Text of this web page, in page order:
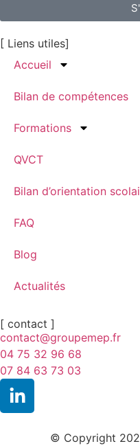
[ Liens utiles]
Accueil
Bilan de compétences
Formations
QVCT
Bilan d’orientation
FAQ
Blog
Actualités
[ contact ]
contact@groupemep.fr
04 75 32 96 68
07 84 63 73 03
© Copyright